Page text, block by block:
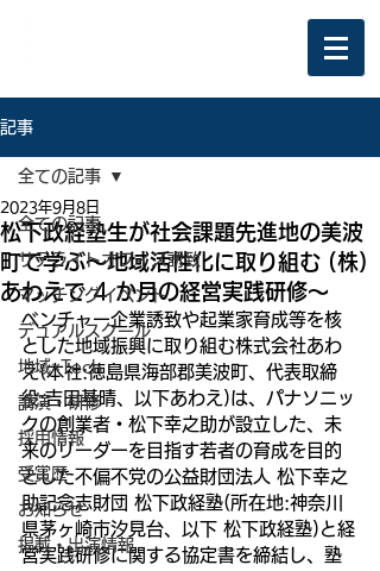
記事
全ての記事
サテライトオフィス誘致
マッチングイベント
デュアルスクール
地域×Tech
講演・研修
採用情報
受賞歴
お知らせ
掲載・出演情報
全ての記事
松下政経塾生が社会課題先進地の美波
町で学ぶ〜地域活性化に取り組む (株)
あわえで 4 か月の経営実践研修〜
2023年9月8日
ベンチャー企業誘致や起業家育成等を核
とした地域振興に取り組む株式会社あわ
え(本社:徳島県海部郡美波町、代表取締
役:吉田基晴、以下あわえ)は、パナソニッ
クの創業者・松下幸之助が設立した、未
来のリーダーを目指す若者の育成を目的
とした不偏不党の公益財団法人 松下幸之
助記念志財団 松下政経塾(所在地:神奈川
県茅ヶ崎市汐見台、以下 松下政経塾)と経
営実践研修に関する協定書を締結し、塾